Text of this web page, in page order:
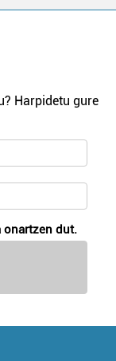
Harpidetu gure
onartzen dut.